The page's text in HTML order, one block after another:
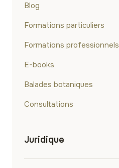
Blog
Formations particuliers
Formations professionnels
E-books
Balades botaniques
Consultations
Juridique